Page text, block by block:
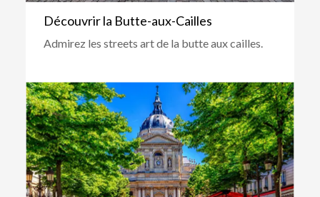
Découvrir la Butte-aux-Cailles
Admirez les streets art de la butte aux cailles.